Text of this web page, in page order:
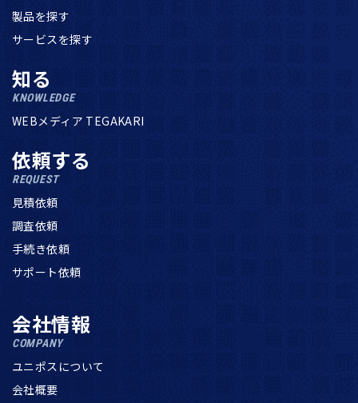
製品を探す
サービスを探す
知る
KNOWLEDGE
WEBメディア TEGAKARI
依頼する
REQUEST
見積依頼
調査依頼
手続き依頼
サポート依頼
会社情報
COMPANY
ユニポスについて
会社概要